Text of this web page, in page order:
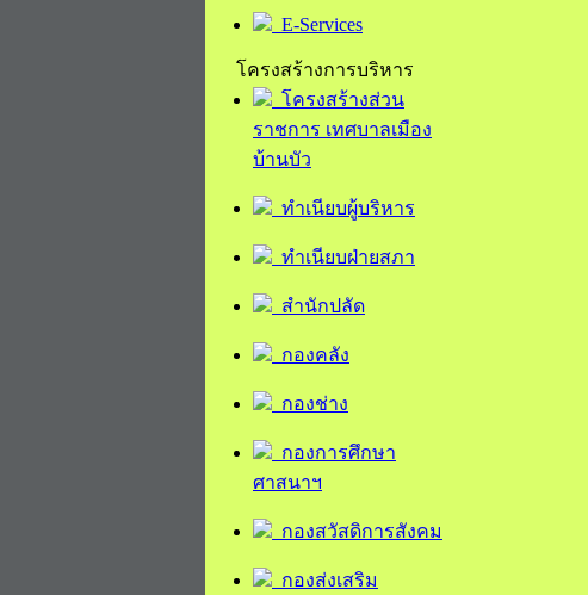
E-Services
โครงสร้างการบริหาร
โครงสร้างส่วน
ราชการ เทศบาลเมือง
บ้านบัว
ทำเนียบผู้บริหาร
ทำเนียบฝ่ายสภา
สำนักปลัด
กองคลัง
กองช่าง
กองการศึกษา
ศาสนาฯ
กองสวัสดิการสังคม
กองส่งเสริม